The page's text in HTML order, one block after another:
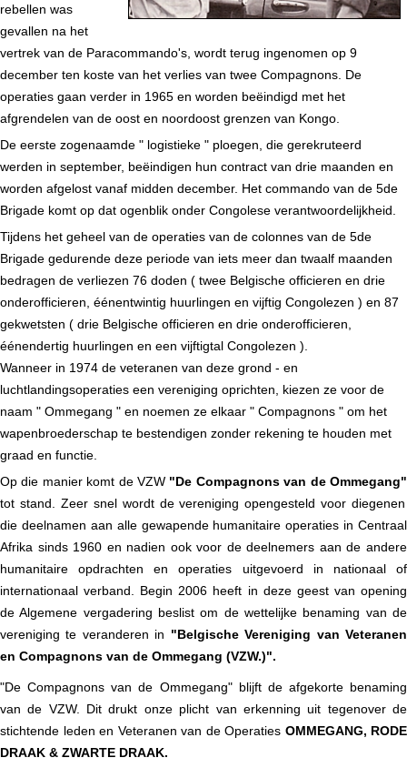
rebellen was
gevallen na het
vertrek van de Paracommando's, wordt terug ingenomen op 9
december ten koste van het verlies van twee Compagnons. De
operaties gaan verder in 1965 en worden beëindigd met het
afgrendelen van de oost en noordoost grenzen van Kongo.
De eerste zogenaamde " logistieke " ploegen, die gerekruteerd
werden in september, beëindigen hun contract van drie maanden en
worden afgelost vanaf midden december. Het commando van de 5de
Brigade komt op dat ogenblik onder Congolese verantwoordelijkheid.
Tijdens het geheel van de operaties van de colonnes van de 5de
Brigade gedurende deze periode van iets meer dan twaalf maanden
bedragen de verliezen 76 doden ( twee Belgische officieren en drie
onderofficieren, éénentwintig huurlingen en vijftig Congolezen ) en 87
gekwetsten ( drie Belgische officieren en drie onderofficieren,
éénendertig huurlingen en een vijftigtal Congolezen ).
Wanneer in 1974 de veteranen van deze grond - en
luchtlandingsoperaties een vereniging oprichten, kiezen ze voor de
naam " Ommegang " en noemen ze elkaar " Compagnons " om het
wapenbroederschap te bestendigen zonder rekening te houden met
graad en functie.
Op die manier komt de VZW "De Compagnons van de Ommegang"
tot stand. Zeer snel wordt de vereniging opengesteld voor diegenen
die deelnamen aan alle gewapende humanitaire operaties in Centraal
Afrika sinds 1960 en nadien ook voor de deelnemers aan de andere
humanitaire opdrachten en operaties uitgevoerd in nationaal of
internationaal verband. Begin 2006 heeft in deze geest van opening
de Algemene vergadering beslist om de wettelijke benaming van de
vereniging te veranderen in "Belgische Vereniging van Veteranen
en Compagnons van de Ommegang (VZW.)".
"De Compagnons van de Ommegang" blijft de afgekorte benaming
van de VZW. Dit drukt onze plicht van erkenning uit tegenover de
stichtende leden en Veteranen van de Operaties OMMEGANG, RODE
DRAAK & ZWARTE DRAAK.